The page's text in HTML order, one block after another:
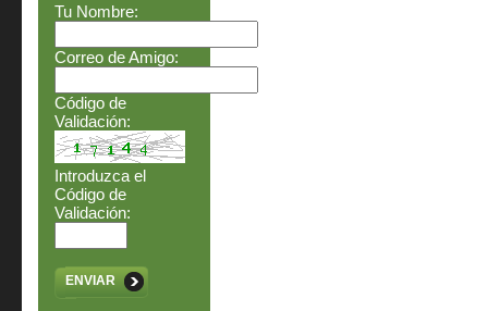
Tu Nombre:
Correo de Amigo:
Código de
Validación:
Introduzca el
Código de
Validación:
ENVIAR